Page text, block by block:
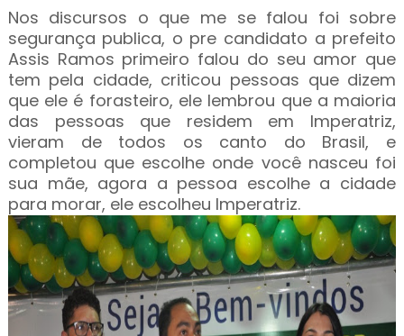
Nos discursos o que me se falou foi sobre
segurança publica, o pre candidato a prefeito
Assis Ramos primeiro falou do seu amor que
tem pela cidade, criticou pessoas que dizem
que ele é forasteiro, ele lembrou que a maioria
das pessoas que residem em Imperatriz,
vieram de todos os canto do Brasil, e
completou que escolhe onde você nasceu foi
sua mãe, agora a pessoa escolhe a cidade
para morar, ele escolheu Imperatriz.